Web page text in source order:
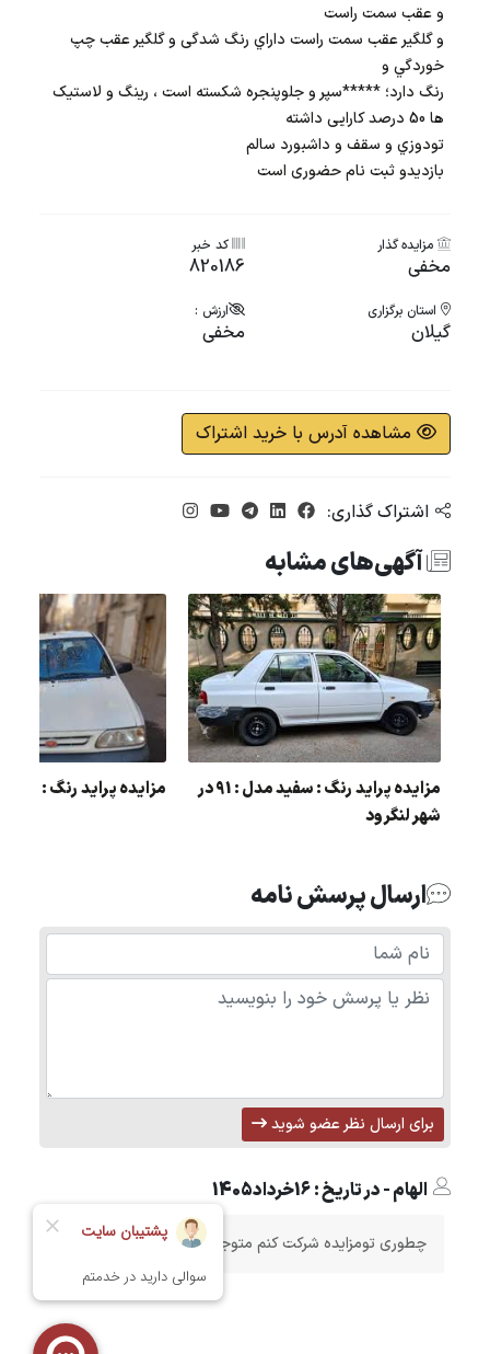
و عقب سمت راست
و گلگیر عقب سمت راست داراي رنگ شدگی و گلگیر عقب چپ
خوردگي و
رنگ دارد؛ *****سپر و جلوپنجره شکسته است ، رینگ و لاستیک
ها 50 درصد کارایی داشته
تودوزي و سقف و داشبورد سالم
بازدیدو ثبت نام حضوری است
مزایده گذار
مخفی
کد خبر
820186
استان برگزاری
گیلان
ارزش :
مخفی
مشاهده آدرس با خرید اشتراک
اشتراک گذاری:
آگهی‌های مشابه
مزایده پراید رنگ : نقره
مزایده پراید رنگ : سفید مدل : 91 در
شهر لنگرود
ارسال پرسش نامه
برای ارسال نظر عضو شوید
الهام - در تاریخ : 16خرداد1405
چطوری تومزایده شرکت کنم متوجه نمیشم